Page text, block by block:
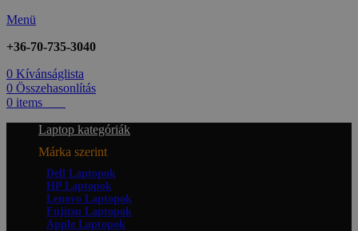
Menü
+36-70-735-3040
0 Kívánságlista
0 Összehasonlítás
0 items
Laptop kategóriák
Márka szerint
Dell Laptopok
HP Laptopok
Lenovo Laptopok
Fujitsu Laptopok
Apple Laptopok